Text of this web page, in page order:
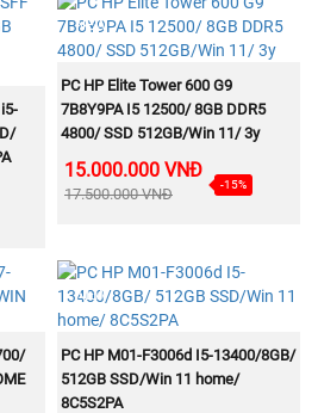
NEW
MUA NGAY
PC HP Elite Tower 600 G9
7B8Y9PA I5 12500/ 8GB DDR5
4800/ SSD 512GB/Win 11/ 3y
15.000.000 VNĐ
17.500.000 VNĐ
-15%
NEW
MUA NGAY
PC HP M01-F3006d I5-13400/8GB/
512GB SSD/Win 11 home/
8C5S2PA